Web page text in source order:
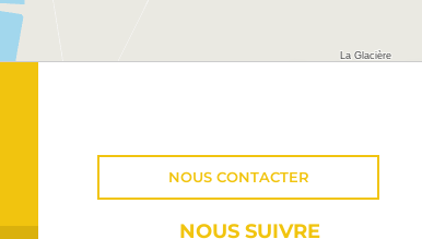
NOUS CONTACTER
NOUS SUIVRE